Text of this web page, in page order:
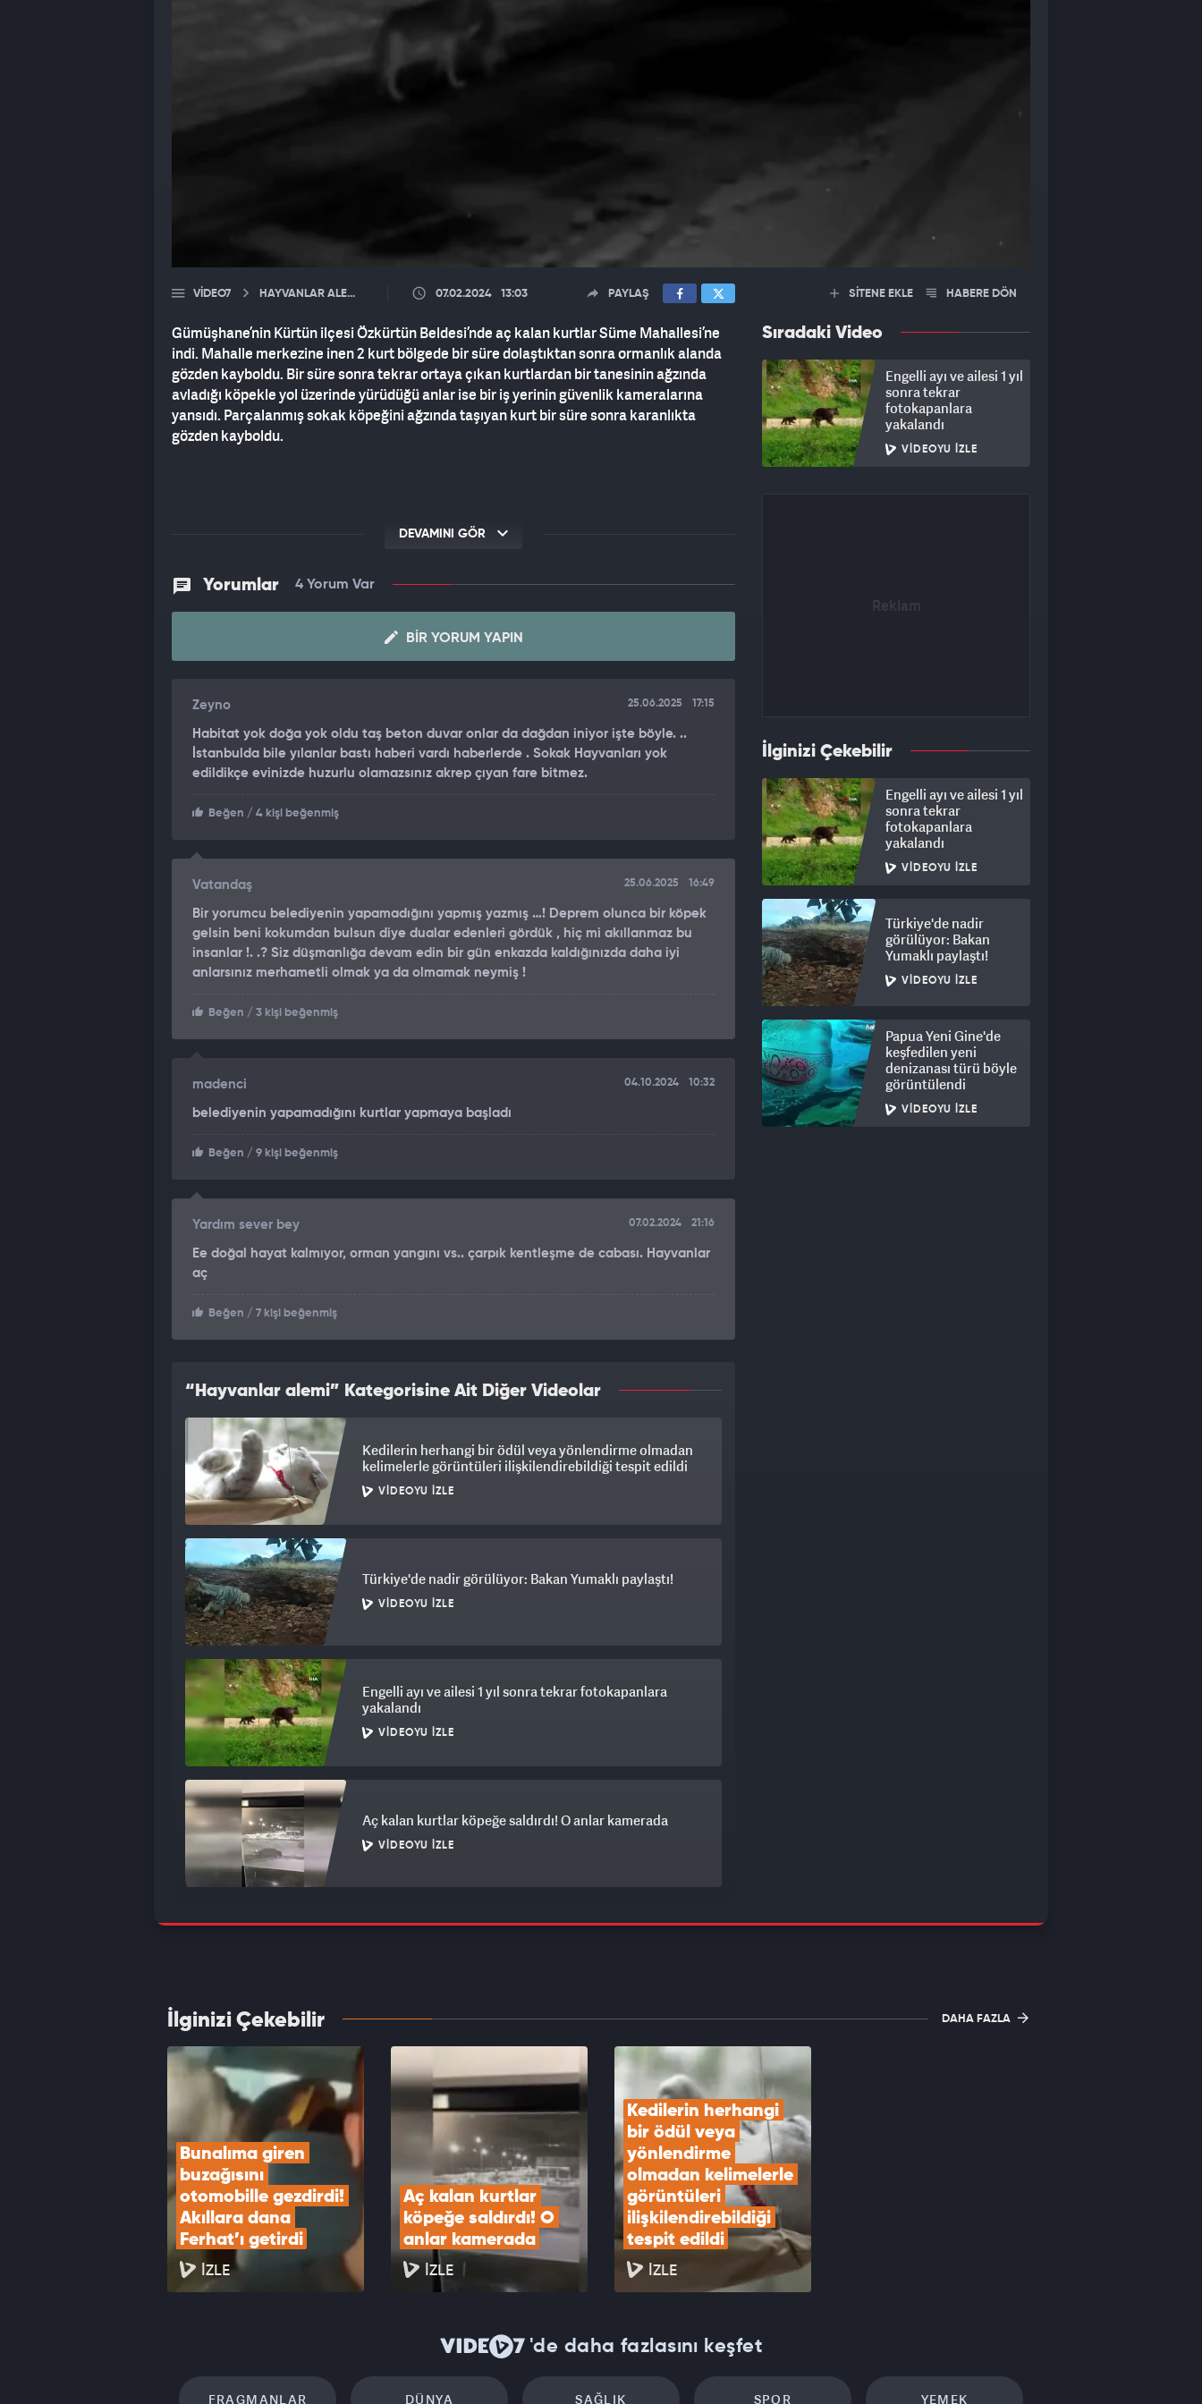
VIDEO7 HAYVANLAR ALEMI 07.02.2024 13:03 PAYLAŞ
Gümüşhane’nin Kürtün ilçesi Özkürtün Beldesi’nde aç kalan kurtlar Süme Mahallesi’ne
indi. Mahalle merkezine inen 2 kurt bölgede bir süre dolaştıktan sonra ormanlık alanda
gözden kayboldu. Bir süre sonra tekrar ortaya çıkan kurtlardan bir tanesinin ağzında
avladığı köpekle yol üzerinde yürüdüğü anlar ise bir iş yerinin güvenlik kameralarına
yansıdı. Parçalanmış sokak köpeğini ağzında taşıyan kurt bir süre sonra karanlıkta
gözden kayboldu.
DEVAMINI GÖR
Yorumlar 4 Yorum Var
BIR YORUM YAPIN
Zeyno 25.06.2025 17:15
Habitat yok doğa yok oldu taş beton duvar onlar da dağdan iniyor işte böyle. ..
İstanbulda bile yılanlar bastı haberi vardı haberlerde . Sokak Hayvanları yok
edildikçe evinizde huzurlu olamazsınız akrep çıyan fare bitmez.
Beğen / 4 kişi beğenmiş
Vatandaş 25.06.2025 16:49
Bir yorumcu belediyenin yapamadığını yapmış yazmış …! Deprem olunca bir köpek
gelsin beni kokumdan bulsun diye dualar edenleri gördük , hiç mi akıllanmaz bu
insanlar !. .? Siz düşmanlığa devam edin bir gün enkazda kaldığınızda daha iyi
anlarsınız merhametli olmak ya da olmamak neymiş !
Beğen / 3 kişi beğenmiş
madenci 04.10.2024 10:32
belediyenin yapamadığını kurtlar yapmaya başladı
Beğen / 9 kişi beğenmiş
Yardım sever bey 07.02.2024 21:16
Ee doğal hayat kalmıyor, orman yangını vs.. çarpık kentleşme de cabası. Hayvanlar
aç
Beğen / 7 kişi beğenmiş
“Hayvanlar alemi” Kategorisine Ait Diğer Videolar
Kedilerin herhangi bir ödül veya yönlendirme olmadan
kelimelerle görüntüleri ilişkilendirebildiği tespit edildi
VIDEOYU İZLE
Türkiye'de nadir görülüyor: Bakan Yumaklı paylaştı!
VIDEOYU İZLE
Engelli ayı ve ailesi 1 yıl sonra tekrar fotokapanlara
yakalandı
VIDEOYU İZLE
Aç kalan kurtlar köpeğe saldırdı! O anlar kamerada
VIDEOYU İZLE
Batman’da nesli tükenme tehlikesi altında olan su
samuru görüldü
VIDEOYU İZLE
SİTENE EKLE HABERE DÖN
Sıradaki Video
Engelli ayı ve ailesi 1 yıl
sonra tekrar
fotokapanlara
yakalandı
VIDEOYU İZLE
İlginizi Çekebilir
Engelli ayı ve ailesi 1 yıl
sonra tekrar
fotokapanlara
yakalandı
VIDEOYU İZLE
Türkiye'de nadir
görülüyor: Bakan
Yumaklı paylaştı!
VIDEOYU İZLE
Papua Yeni Gine'de
keşfedilen yeni
denizanası türü böyle
görüntülendi
VIDEOYU İZLE
İlginizi Çekebilir DAHA FAZLA
Bunalıma giren
buzağısını
otomobille gezdirdi!
Akıllara dana
Ferhat’ı getirdi
İZLE
Aç kalan kurtlar
köpeğe saldırdı! O
anlar kamerada
İZLE
Kedilerin herhangi
bir ödül veya
yönlendirme
olmadan kelimelerle
görüntüleri
ilişkilendirebildiği
tespit edildi
İZLE
'de daha fazlasını keşfet
FRAGMANLAR DÜNYA SAĞLIK SPOR YEMEK